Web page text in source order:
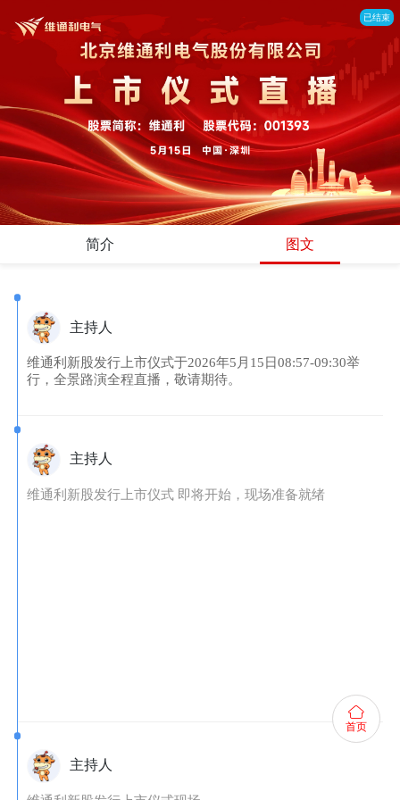
已结束
简介 图文
主持人
维通利新股发行上市仪式于2026年5月15日08:57-09:30举
行，全景路演全程直播，敬请期待。
主持人
维通利新股发行上市仪式 即将开始，现场准备就绪
主持人
首页